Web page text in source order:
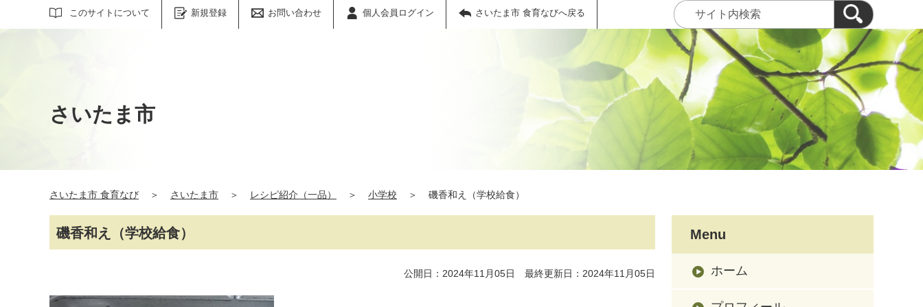
このサイトについて 新規登録 お問い合わせ 個人会員ログイン さいたま市 食育なびへ戻る
サイト内検索
さいたま市
さいたま市 食育なび ＞ さいたま市 ＞ レシピ紹介（一品） ＞ 小学校 ＞ 磯香和え（学校給食）
磯香和え（学校給食）
公開日：2024年11月05日 最終更新日：2024年11月05日
Menu
ホーム